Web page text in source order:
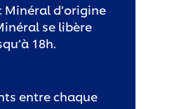
d’origine
se libère
18h.
entre chaque